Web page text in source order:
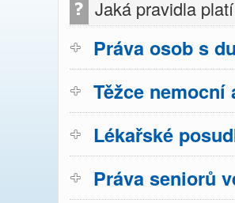
Jaká pravidla
Práva osob s
Těžce
Lékařské
Práva seniorů